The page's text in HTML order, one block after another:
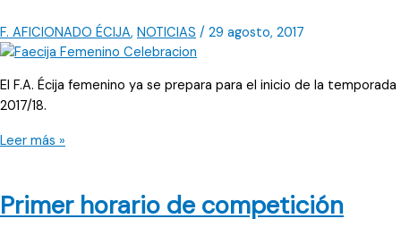
F. AFICIONADO ÉCIJA, NOTICIAS / 29 agosto, 2017
El F.A. Écija femenino ya se prepara para el inicio de la temporada
2017/18.
Inicia
Leer más »
Primer horario de competición